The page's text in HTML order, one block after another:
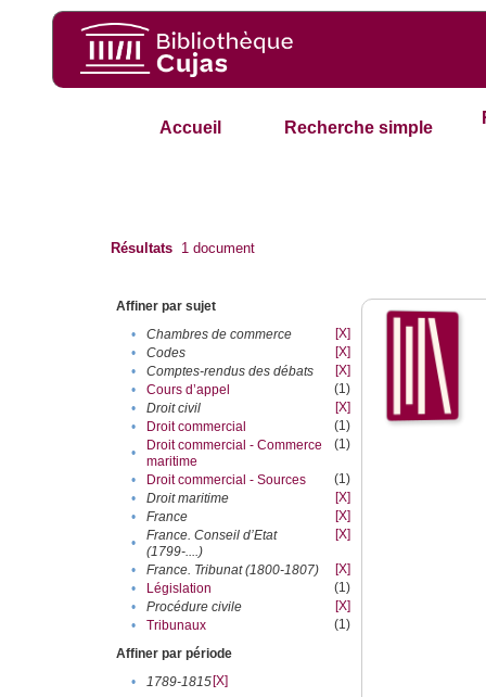
Accueil Recherche simple
Résultats 1 document
Affiner par sujet
•
Chambres de commerce
[X]
•
Codes
[X]
•
Comptes-rendus des débats
[X]
•
Cours d’appel
(1)
•
Droit civil
[X]
•
Droit commercial
(1)
•
Droit commercial - Commerce
maritime
(1)
• Droit commercial - Sources
(1)
•
Droit maritime
[X]
•
France
[X]
•
France. Conseil d’Etat
(1799-....)
[X]
• France. Tribunat (1800-1807)
[X]
•
Législation
(1)
•
Procédure civile
[X]
•
Tribunaux
(1)
Affiner par période
•
1789-1815[X]